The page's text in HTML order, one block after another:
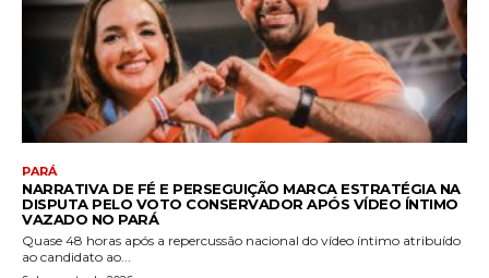
PARÁ
NARRATIVA DE FÉ E PERSEGUIÇÃO MARCA ESTRATÉGIA NA
DISPUTA PELO VOTO CONSERVADOR APÓS VÍDEO ÍNTIMO
VAZADO NO PARÁ
Quase 48 horas após a repercussão nacional do vídeo íntimo atribuído
ao candidato ao...